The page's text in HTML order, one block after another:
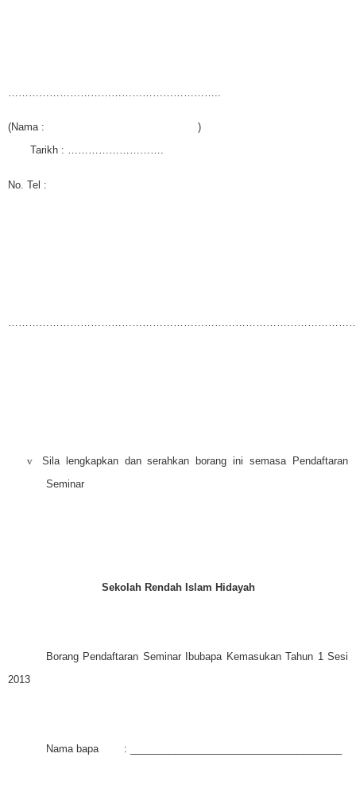
(Nama : )
Tarikh : ……………………….
No. Tel :
v
Sila lengkapkan dan serahkan borang ini semasa Pendaftaran
Seminar
Sekolah Rendah Islam Hidayah
Borang Pendaftaran Seminar Ibubapa Kemasukan Tahun 1 Sesi
2013
Nama bapa : ______________________________________